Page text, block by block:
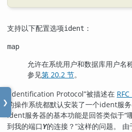
❯
支持以下配置选项ident ：
map
允许在系统用户和数据库用户名
参见第 20.2 节。
Identification Protocol”被描述在
的操作系统都默认安装了一个ident服务
ident服务器的基本功能是回答类似于“
到我的端口Y的连接？”这样的问题。 由